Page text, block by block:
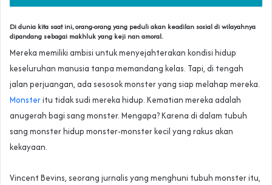
Di dunia kita saat ini, orang-orang yang peduli akan keadilan sosial di wilayahnya
dipandang sebagai makhluk yang keji nan amoral.
Mereka memiliki ambisi untuk menyejahterakan kondisi hidup
keseluruhan manusia tanpa memandang kelas. Tapi, di tengah
jalan perjuangan, ada sesosok monster yang siap melahap mereka.
Monsteritu tidak sudi mereka hidup. Kematian mereka adalah
anugerah bagi sang monster. Mengapa? Karena di dalam tubuh
sang monster hidup monster-monster kecil yang rakus akan
kekayaan.
Vincent Bevins, seorang jurnalis yang menghuni tubuh monster itu,